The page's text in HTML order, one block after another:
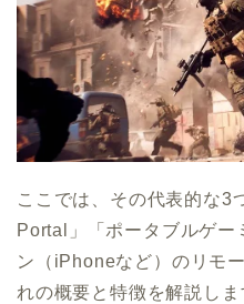
ここでは、その代表的な3
Portal」「ポータブルゲー
ン（iPhoneなど）のリモ
れの概要と特徴を解説し